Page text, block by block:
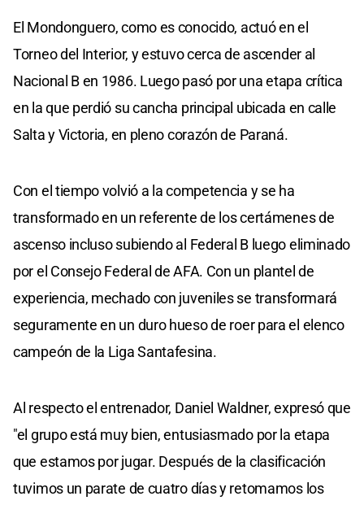
El Mondonguero, como es conocido, actuó en el
Torneo del Interior, y estuvo cerca de ascender al
Nacional B en 1986. Luego pasó por una etapa crítica
en la que perdió su cancha principal ubicada en calle
Salta y Victoria, en pleno corazón de Paraná.
Con el tiempo volvió a la competencia y se ha
transformado en un referente de los certámenes de
ascenso incluso subiendo al Federal B luego eliminado
por el Consejo Federal de AFA. Con un plantel de
experiencia, mechado con juveniles se transformará
seguramente en un duro hueso de roer para el elenco
campeón de la Liga Santafesina.
Al respecto el entrenador, Daniel Waldner, expresó que
"el grupo está muy bien, entusiasmado por la etapa
que estamos por jugar. Después de la clasificación
tuvimos un parate de cuatro días y retomamos los